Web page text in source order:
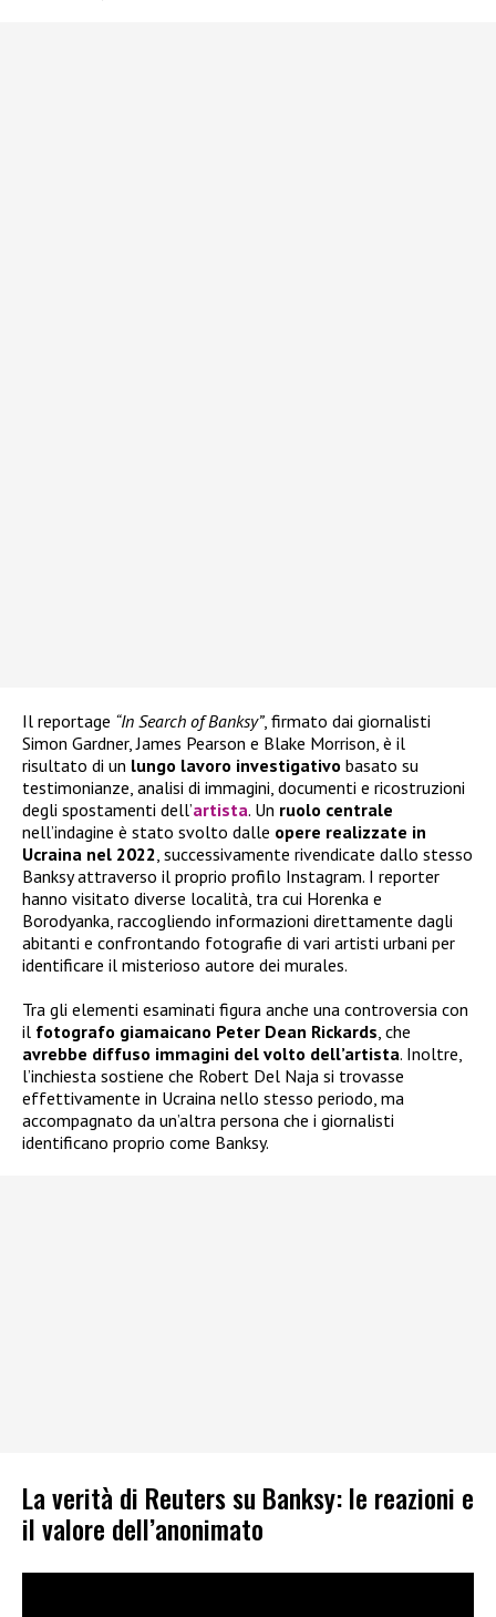
Il reportage “In Search of Banksy”, firmato dai giornalisti
Simon Gardner, James Pearson e Blake Morrison, è il
risultato di un lungo lavoro investigativo basato su
testimonianze, analisi di immagini, documenti e ricostruzioni
degli spostamenti dell’artista. Un ruolo centrale
nell’indagine è stato svolto dalle opere realizzate in
Ucraina nel 2022 , successivamente rivendicate dallo stesso
Banksy attraverso il proprio profilo Instagram. I reporter
hanno visitato diverse località, tra cui Horenka e
Borodyanka, raccogliendo informazioni direttamente dagli
abitanti e confrontando fotografie di vari artisti urbani per
identificare il misterioso autore dei murales.
Tra gli elementi esaminati figura anche una controversia con
il fotografo giamaicano Peter Dean Rickards , che
avrebbe diffuso immagini del volto dell’artista. Inoltre,
l’inchiesta sostiene che Robert Del Naja si trovasse
effettivamente in Ucraina nello stesso periodo, ma
accompagnato da un’altra persona che i giornalisti
identificano proprio come Banksy.
La verità di Reuters su Banksy: le reazioni e
il valore dell’anonimato